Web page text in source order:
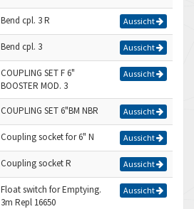
Bend cpl. 3 R Aussicht
Bend cpl. 3 Aussicht
COUPLING SET F 6"
BOOSTER MOD. 3
Aussicht
COUPLING SET 6"BM NBR Aussicht
Coupling socket for 6" N Aussicht
Coupling socket R Aussicht
Float switch for Emptying.
3m Repl 16650
Aussicht